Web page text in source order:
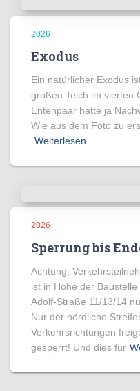
2026
Exodus
Ein natürlicher Exodus
großen Teich im vierten
Entenpaar hatte ja
Wie aus dem Foto zu
Weiterlesen
2026
Sperrung bis
Achtung,
ist in Höhe der
Adolf-Straße 11/13/14
Nur der nördliche
Verkehrsrichtungen
gesperrt! Und dies für